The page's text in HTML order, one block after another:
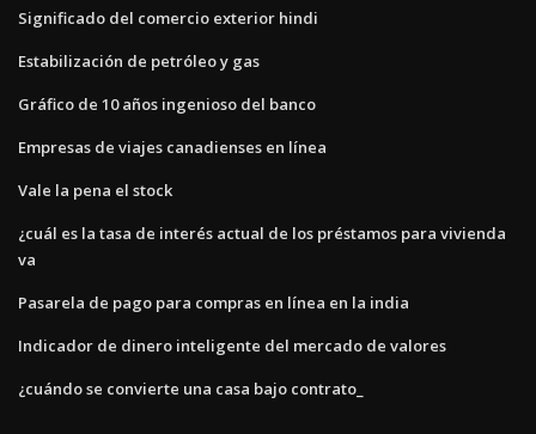
Significado del comercio exterior hindi
Estabilización de petróleo y gas
Gráfico de 10 años ingenioso del banco
Empresas de viajes canadienses en línea
Vale la pena el stock
¿cuál es la tasa de interés actual de los préstamos para vivienda
va
Pasarela de pago para compras en línea en la india
Indicador de dinero inteligente del mercado de valores
¿cuándo se convierte una casa bajo contrato_